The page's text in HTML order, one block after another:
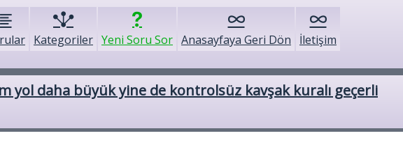
Kategoriler Yeni Soru Sor Anasayfaya Geri Dön İletişim
yol daha büyük yine de kontrolsüz kavşak kuralı geçerli